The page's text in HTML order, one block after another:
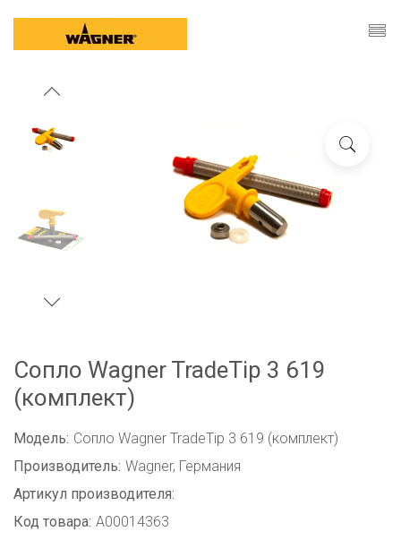
Сопло Wagner TradeTip 3 619
(комплект)
Модель: Сопло Wagner TradeTip 3 619 (комплект)
Производитель: Wagner, Германия
Артикул производителя:
Код товара: A00014363